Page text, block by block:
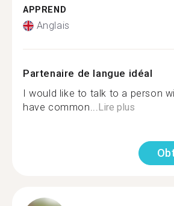
APPREND
Anglais
Partenaire de langue idéal
I would like to talk to a person
have common...Lire plus